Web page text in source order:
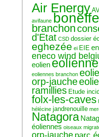
Air Energy
avifaune boneffe
branchon
d'Etat CSD dossier
eghezée ei EIE
eneco wind
eolien
eoliennes branchon
orp-jauche
ramillies Etude
folx-les-caves
hélécine jandrenouille
Natagora
éoliennes oiseaux
orp-jauche parc